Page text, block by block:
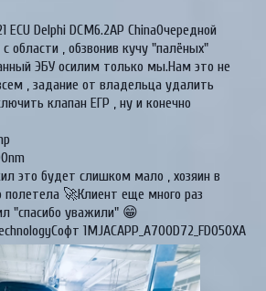
ECU Delphi DCM6.2AP ChinaОчередной
области , обзвонив кучу "палёных"
ЭБУ осилим только мы.Нам это не
, задание от владельца удалить
клапан ЕГР , ну и конечно
это будет слишком мало , хозяин в
🚀Клиент еще много раз
"спасибо уважили" 😁
1MJACAPP_A700D72_FD050XA